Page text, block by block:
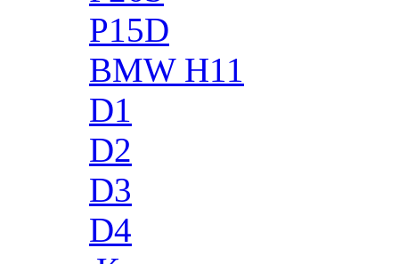
P15D
BMW H11
D1
D2
D3
D4